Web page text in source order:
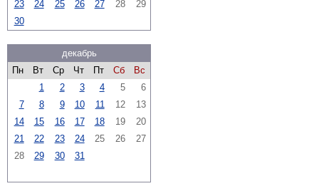
23
24 25 26 27 28
29
30
декабрь
Пн
Вт Ср Чт Пт Сб
Вс
1
2 3 4 5
6
7
8 9 10 11 12
13
14
15 16 17 18 19
20
21
22 23 24 25 26
27
28
29 30 31